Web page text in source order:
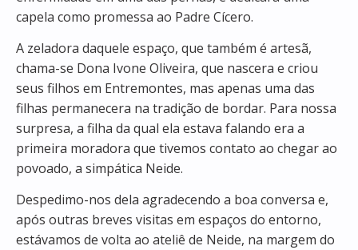
capela como promessa ao Padre Cícero.
A zeladora daquele espaço, que também é artesã,
chama-se Dona Ivone Oliveira, que nascera e criou
seus filhos em Entremontes, mas apenas uma das
filhas permanecera na tradição de bordar. Para nossa
surpresa, a filha da qual ela estava falando era a
primeira moradora que tivemos contato ao chegar ao
povoado, a simpática Neide.
Despedimo-nos dela agradecendo a boa conversa e,
após outras breves visitas em espaços do entorno,
estávamos de volta ao ateliê de Neide, na margem do